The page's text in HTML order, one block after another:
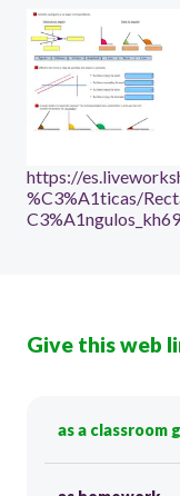
https://
%C3%A1ticas/
Give this web
as a classroom